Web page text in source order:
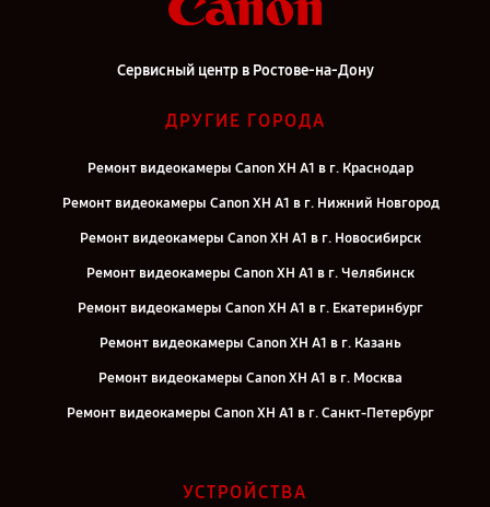
Сервисный центр в Ростове-на-Дону
ДРУГИЕ ГОРОДА
Ремонт видеокамеры Canon XH A1 в г. Краснодар
Ремонт видеокамеры Canon XH A1 в г. Нижний Новгород
Ремонт видеокамеры Canon XH A1 в г. Новосибирск
Ремонт видеокамеры Canon XH A1 в г. Челябинск
Ремонт видеокамеры Canon XH A1 в г. Екатеринбург
Ремонт видеокамеры Canon XH A1 в г. Казань
Ремонт видеокамеры Canon XH A1 в г. Москва
Ремонт видеокамеры Canon XH A1 в г. Санкт-Петербург
УСТРОЙСТВА